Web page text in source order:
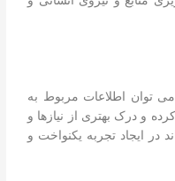
می توان اطلاعات مربوط به
و درک بهتری از نیازها و
در ایجاد تجربه یکنواخت و